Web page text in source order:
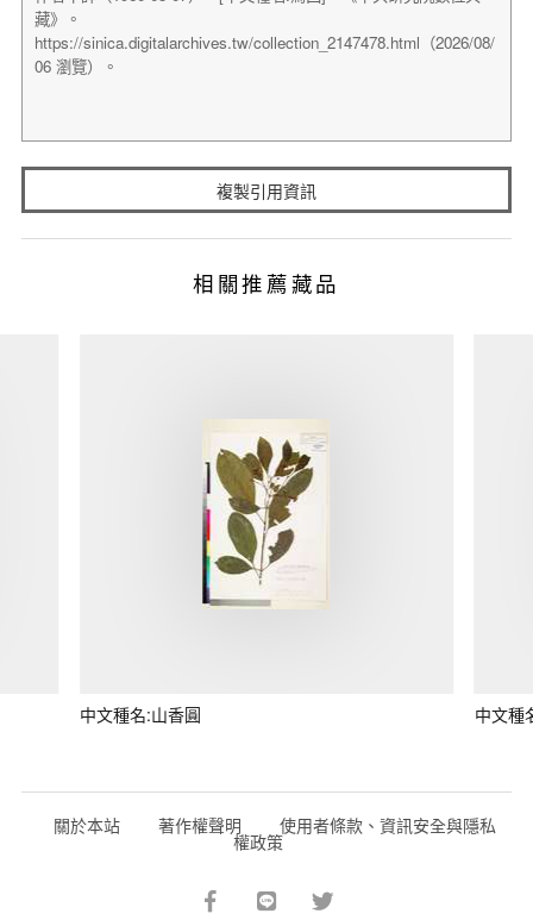
複製引用資訊
相關推薦藏品
中文種名:山香圓 中文種
關於本站 著作權聲明 使用者條款、資訊安全與隱私
權政策